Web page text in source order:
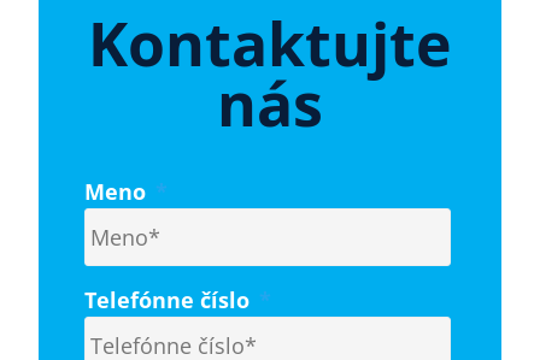
Kontaktujte
nás
Meno *
Telefónne číslo *